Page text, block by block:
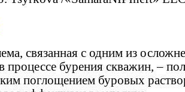
связанная с одним из
процессе бурения скважин, –
поглощением буровых